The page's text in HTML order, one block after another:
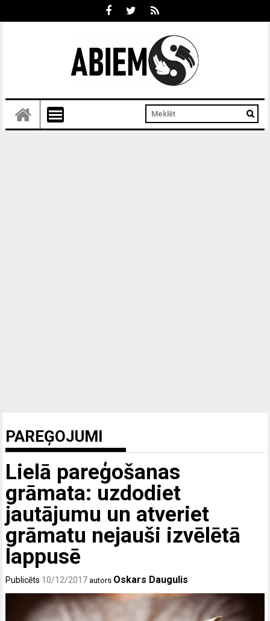
PAREĢOJUMI
Lielā pareģošanas
grāmata: uzdodiet
jautājumu un atveriet
grāmatu nejauši izvēlētā
lappusē
Publicēts 10/12/2017 autors Oskars Daugulis